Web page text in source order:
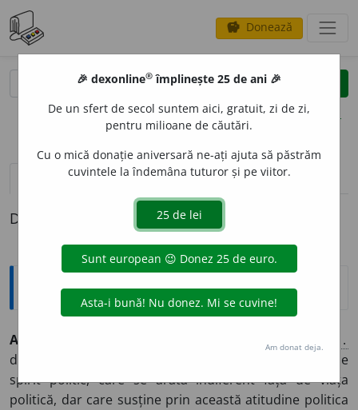
savings Donează
clear
opțiuni
definiții (1) pronunțievolume_up (15)
Definiția cu ID-ul 894194:
Explicative DEX
APOL
p. ext.
despre opere, concepții etc.) Care pretinde a fi lipsit de
spirit politic, care se arată indiferent față de viața
politică, dar care susține prin această atitudine politica
🎉 dexonline® împlinește 25 de ani 🎉
De un sfert de secol suntem aici, gratuit, zi de zi,
pentru milioane de căutări.
Cu o mică donație aniversară ne-ați ajuta să păstrăm
cuvintele la îndemâna tuturor și pe viitor.
Am donat deja.